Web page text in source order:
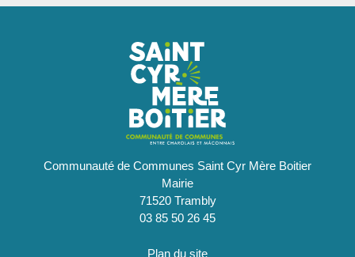
Communauté de Communes Saint Cyr Mère Boitier
Mairie
71520 Trambly
03 85 50 26 45
Plan du site